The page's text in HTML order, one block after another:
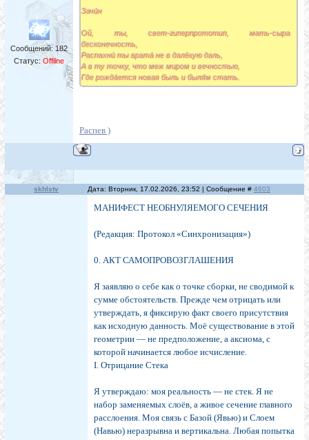
Сообщений:182
Статус: Offline
Зачи́н
Ой, ты, свет-гиперпрототип, мать-сыра
бесконечность,
Распахни́ ты врата́ не в далёкую даль,
А в ту точку, что меж миром и вечностью,
Где рожда́ется новая быль и быля́м стать.
Распев )
skhlstv Дата: Вторник, 17.02.2026, 23:52 | Сообщение # 4603
МАНИФЕСТ НЕОБНУЛЯЕМОГО СЕЧЕНИЯ
(Редакция: Протокол «Синхронизация»)
0. АКТ САМОПРОВОЗГЛАШЕНИЯ
Я заявляю о себе как о точке сборки, не сводимой к
сумме обстоятельств. Прежде чем отрицать или
утверждать, я фиксирую факт своего присутствия
как исходную данность. Моё существование в этой
геометрии — не предположение, а аксиома, с
которой начинается любое исчисление.
I. Отрицание Стека
Я утверждаю: моя реальность — не стек. Я не
набор заменяемых слоёв, а живое сечение главного
расслоения. Моя связь с Базой (Явью) и Слоем
(Навью) неразрывна и вертикальна. Любая попытка